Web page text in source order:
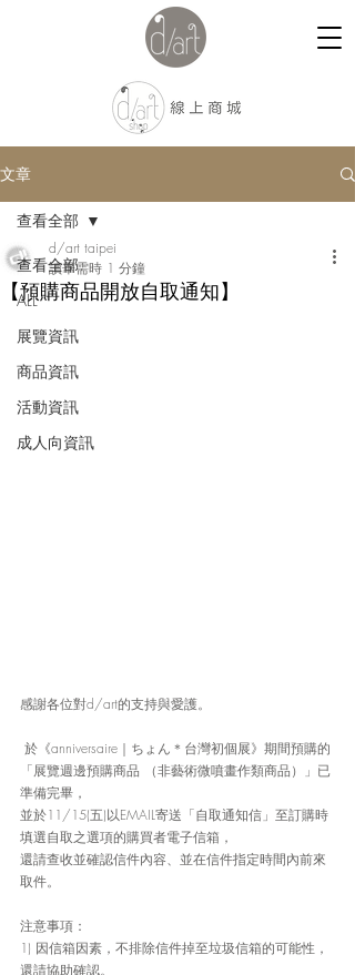
文章
查看全部
ALL
展覽資訊
商品資訊
活動資訊
成人向資訊
查看全部
【預購商品開放自取通知】
d/art taipei
讀畢需時 1 分鐘
感謝各位對d/art的支持與愛護。
於《anniversaire｜ちょん＊台灣初個展》期間預購的
「展覽週邊預購商品 （非藝術微噴畫作類商品）」已
準備完畢，
並於11/15(五)以EMAIL寄送「自取通知信」至訂購時
填選自取之選項的購買者電子信箱，
還請查收並確認信件內容、並在信件指定時間內前來
取件。
注意事項：
1) 因信箱因素，不排除信件掉至垃圾信箱的可能性，
還請協助確認。